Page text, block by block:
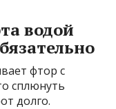
водой
фтор с
сплюнуть
долго.